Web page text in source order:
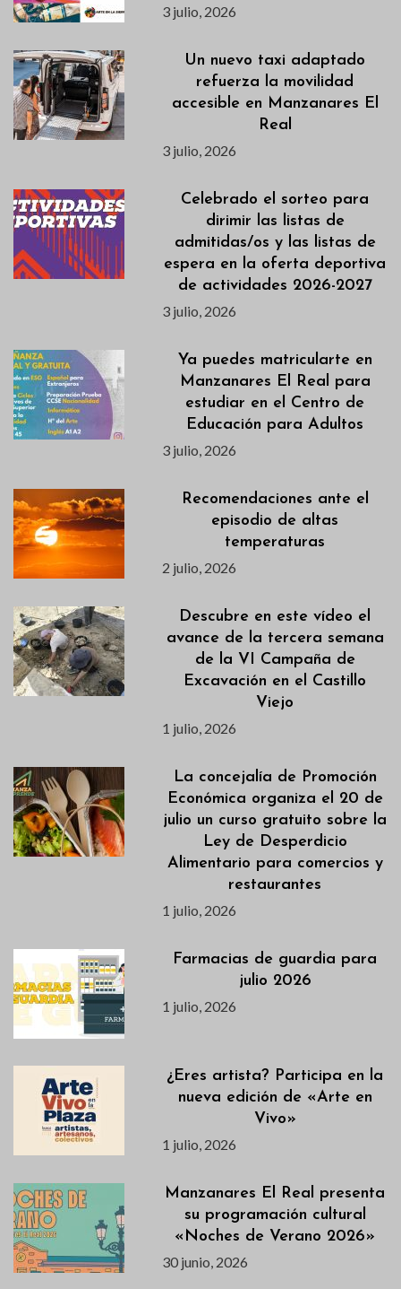
3 julio, 2026
Un nuevo taxi adaptado
refuerza la movilidad
accesible en Manzanares El
Real
3 julio, 2026
Celebrado el sorteo para
dirimir las listas de
admitidas/os y las listas de
espera en la oferta deportiva
de actividades 2026-2027
3 julio, 2026
Ya puedes matricularte en
Manzanares El Real para
estudiar en el Centro de
Educación para Adultos
3 julio, 2026
Recomendaciones ante el
episodio de altas
temperaturas
2 julio, 2026
Descubre en este vídeo el
avance de la tercera semana
de la VI Campaña de
Excavación en el Castillo
Viejo
1 julio, 2026
La concejalía de Promoción
Económica organiza el 20 de
julio un curso gratuito sobre la
Ley de Desperdicio
Alimentario para comercios y
restaurantes
1 julio, 2026
Farmacias de guardia para
julio 2026
1 julio, 2026
¿Eres artista? Participa en la
nueva edición de «Arte en
Vivo»
1 julio, 2026
Manzanares El Real presenta
su programación cultural
«Noches de Verano 2026»
30 junio, 2026